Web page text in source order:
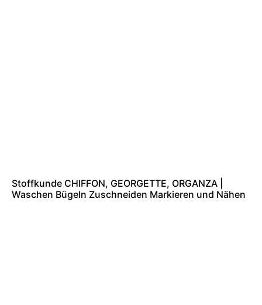
Stoffkunde CHIFFON, GEORGETTE, ORGANZA |
Waschen Bügeln Zuschneiden Markieren und Nähen